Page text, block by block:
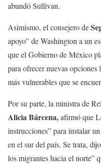
abundó Sullivan.
Asimismo, el consejero de
apoyo” de Washington a un
que el Gobierno de México
para ofrecer nuevas opciones
más vulnerables que se
Por su parte, la ministra de
Alicia Bárcena,afirmó que
instrucciones” para instalar
en el sur del país. Se trata,
los migrantes hacia el norte”